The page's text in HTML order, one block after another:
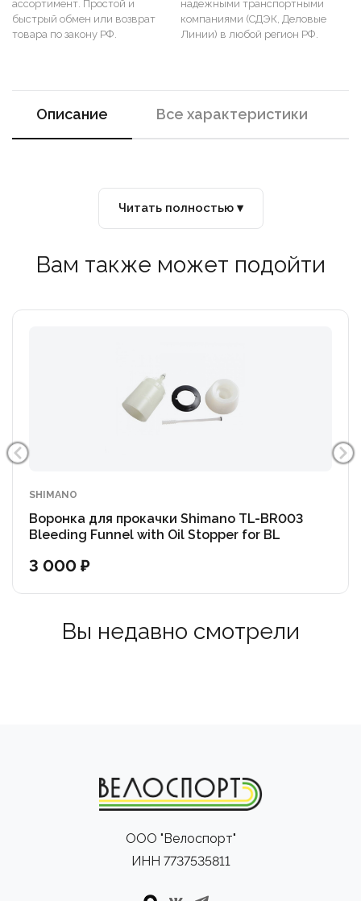
ассортимент. Простой и
быстрый обмен или возврат
товара по закону РФ.
надежными транспортными
компаниями (СДЭК, Деловые
Линии) в любой регион РФ.
Описание Все характеристики
Читать полностью ▾
Вам также может подойти
SHIMANO
Воронка для прокачки Shimano TL-BR003
Bleeding Funnel with Oil Stopper for BL
3 000 ₽
Вы недавно смотрели
ООО "Велоспорт"
ИНН 7737535811